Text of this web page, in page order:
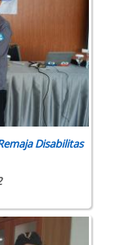
Disabilitas